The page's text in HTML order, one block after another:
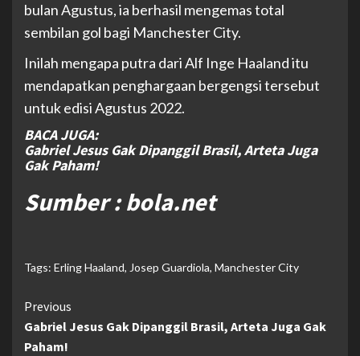
bulan Agustus, ia berhasil mengemas total
sembilan gol bagi Manchester City.
Inilah mengapa putra dari Alf Inge Haaland itu
mendapatkan penghargaan bergengsi tersebut
untuk edisi Agustus 2022.
BACA JUGA:
Gabriel Jesus GakDipanggil Brasil,ArtetaJuga
GakPaham!
Sumber : bola.net
Tags: Erling Haaland, Josep Guardiola, Manchester City
Continue
Reading
Previous
Gabriel Jesus Gak Dipanggil Brasil, Arteta Juga Gak
Paham!